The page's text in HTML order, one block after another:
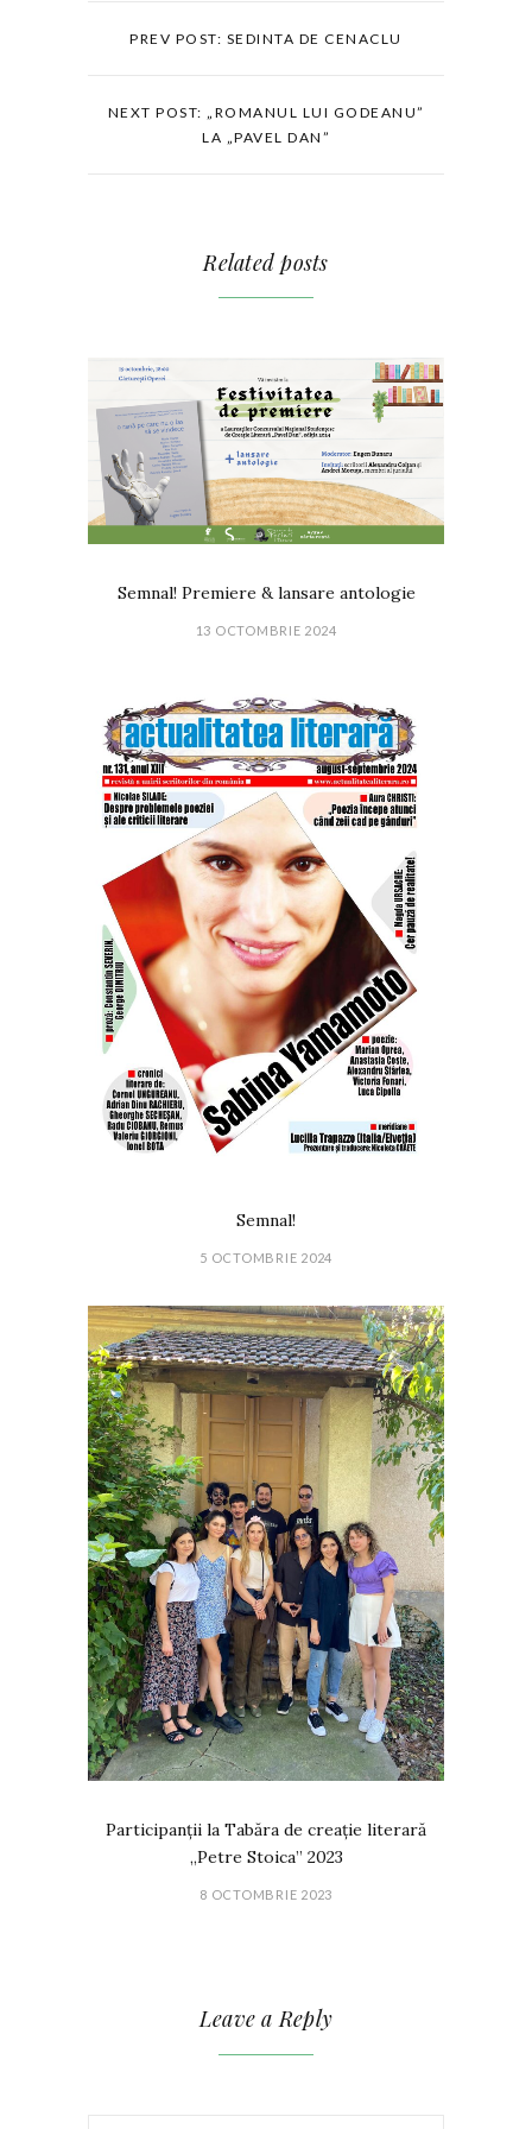
PREV POST: SEDINTA DE CENACLU
NEXT POST: „ROMANUL LUI GODEANU”
LA „PAVEL DAN”
Related posts
Semnal! Premiere & lansare antologie
13 OCTOMBRIE 2024
Semnal!
5 OCTOMBRIE 2024
Participanții la Tabăra de creație literară
„Petre Stoica” 2023
8 OCTOMBRIE 2023
Leave a Reply